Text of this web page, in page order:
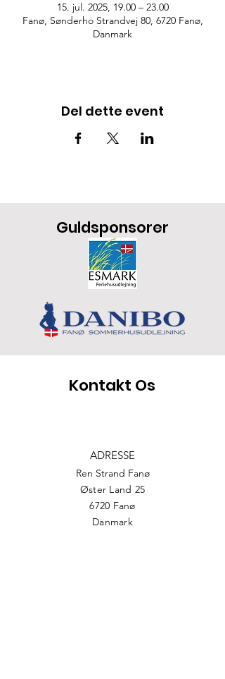
15. jul. 2025, 19.00 – 23.00
Fanø, Sønderho Strandvej 80, 6720 Fanø,
Danmark
Del dette event
Guldsponsorer
Kontakt Os
ADRESSE
Ren Strand Fanø
Øster Land 25
6720 Fanø
Danmark